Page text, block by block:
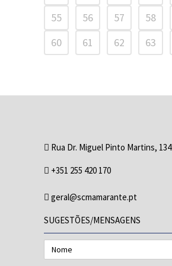
55
56 57 58
60
61 62 63
Rua Dr. Miguel Pinto Martins, 134
+351 255 420 170
geral@scmamarante.pt
SUGESTÕES/MENSAGENS
Nome